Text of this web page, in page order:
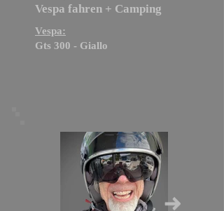
Vespa fahren + Camping
Vespa:
Gts 300 - Giallo